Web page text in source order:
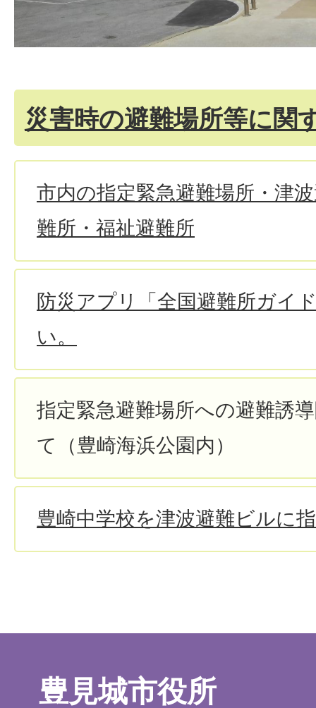
災害時の避難場所等に関
市内の指定緊急避難場所・津
難所・福祉避難所
防災アプリ「全国避難所ガイ
い。
指定緊急避難場所への避難誘
て（豊崎海浜公園内）
豊崎中学校を津波避難ビルに
豊見城市役所